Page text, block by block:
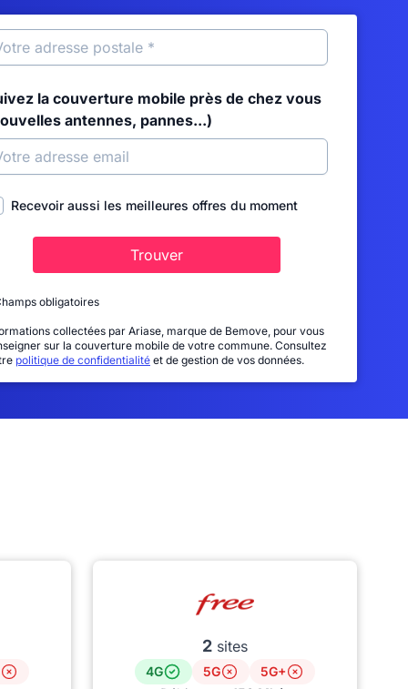
la couverture mobile près de chez vous
antennes, pannes...)
Recevoir aussi les meilleures offres du moment
Trouver
obligatoires
collectées par Ariase, marque de Bemove, pour vous
sur la couverture mobile de votre commune. Consultez
politique de confidentialité et de gestion de vos données.
2 sites
4G 5G
5G+